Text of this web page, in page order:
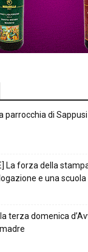
parrocchia di
La forza della
e una
terza domenica